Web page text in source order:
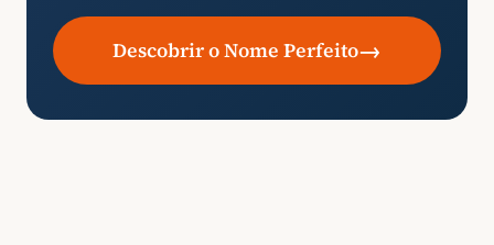
Descobrir o Nome Perfeito→